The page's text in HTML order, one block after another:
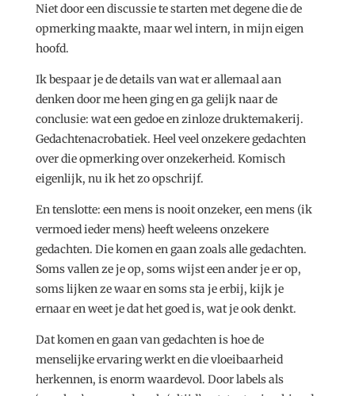
Niet door een discussie te starten met degene die de
opmerking maakte, maar wel intern, in mijn eigen
hoofd.
Ik bespaar je de details van wat er allemaal aan
denken door me heen ging en ga gelijk naar de
conclusie: wat een gedoe en zinloze druktemakerij.
Gedachtenacrobatiek. Heel veel onzekere gedachten
over die opmerking over onzekerheid. Komisch
eigenlijk, nu ik het zo opschrijf.
En tenslotte: een mens is nooit onzeker, een mens (ik
vermoed ieder mens) heeft weleens onzekere
gedachten. Die komen en gaan zoals alle gedachten.
Soms vallen ze je op, soms wijst een ander je er op,
soms lijken ze waar en soms sta je erbij, kijk je
ernaar en weet je dat het goed is, wat je ook denkt.
Dat komen en gaan van gedachten is hoe de
menselijke ervaring werkt en die vloeibaarheid
herkennen, is enorm waardevol. Door labels als